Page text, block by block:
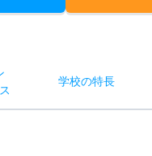
学校の特長